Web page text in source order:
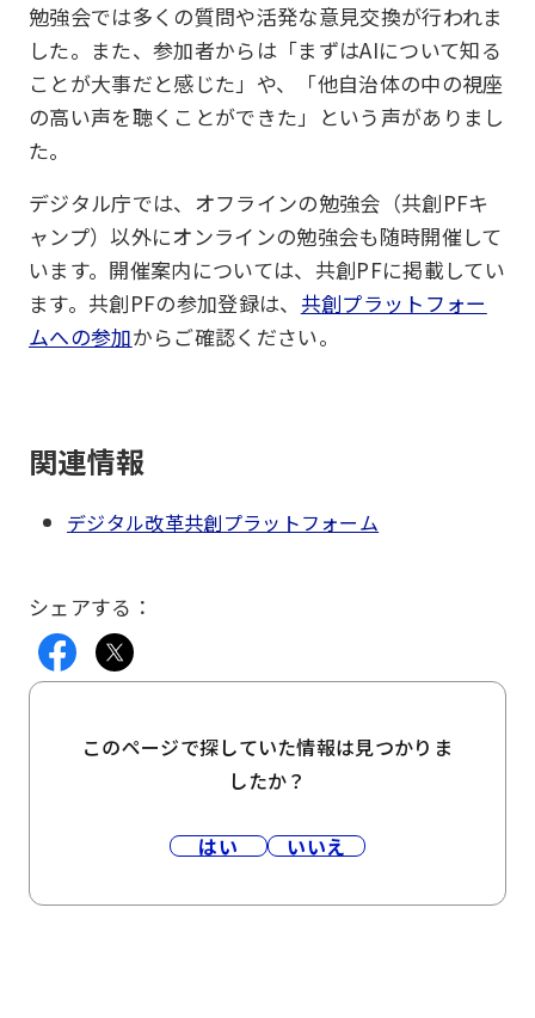
勉強会では多くの質問や活発な意見交換が行われま
した。また、参加者からは「まずはAIについて知る
ことが大事だと感じた」や、「他自治体の中の視座
の高い声を聴くことができた」という声がありまし
た。
デジタル庁では、オフラインの勉強会（共創PFキ
ャンプ）以外にオンラインの勉強会も随時開催して
います。開催案内については、共創PFに掲載してい
ます。共創PFの参加登録は、 共創プラットフォー
ムへの参加からご確認ください。
関連情報
デジタル改革共創プラットフォーム
シェアする：
このページで探していた情報は見つかりま
したか？
はい いいえ